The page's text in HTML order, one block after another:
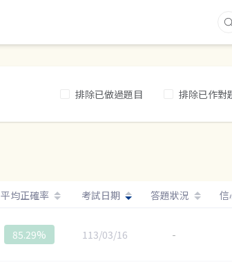
排除已做過題目 排除已作對
平均正確率 考試日期 答題狀況 信
85.29% 113/03/16 -